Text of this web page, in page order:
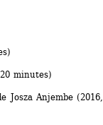
minutes)
Josza Anjembe (2016,